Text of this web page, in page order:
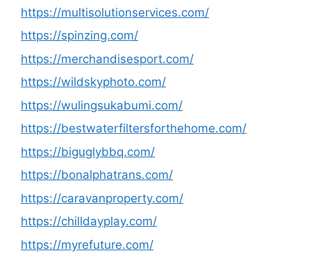
https://multisolutionservices.com/
https://spinzing.com/
https://merchandisesport.com/
https://wildskyphoto.com/
https://wulingsukabumi.com/
https://bestwaterfiltersforthehome.com/
https://biguglybbq.com/
https://bonalphatrans.com/
https://caravanproperty.com/
https://chilldayplay.com/
https://myrefuture.com/